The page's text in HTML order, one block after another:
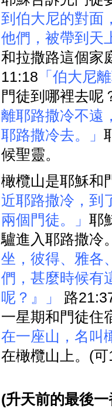
到伯大尼的對面
他們，被帶到天
和拉撒路這個家
11:18 「伯大尼
門徒到哪裡去呢
離耶路撒冷不遠
耶路撒冷去。」
候聖靈。
橄欖山是耶穌和
近耶路撒冷，到
兩個門徒。」 耶
驢進入耶路撒冷
坐，彼得、雅各
們，甚麼時候有
呢？』」
路
一星期和門徒住
在一座山，名叫
在橄欖山上。(
(升天前的最後一